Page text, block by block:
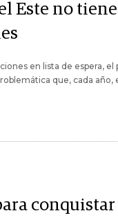
Este no tiene
en lista de espera, el
que, cada año,
conquistar